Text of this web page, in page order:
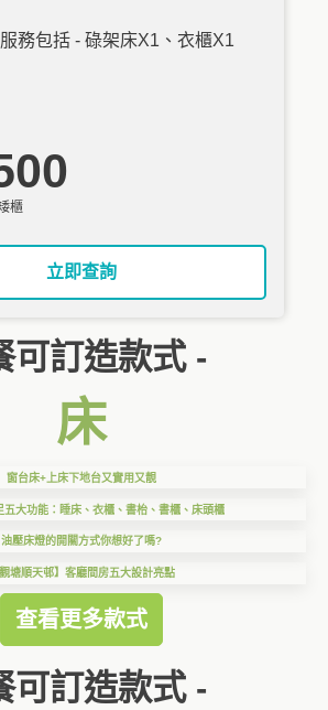
務包括 - 碌架床X1、衣櫃X1
櫃
立即查詢
可訂造款式 -
床
窗台床+上床下地台又實用又靚
五大功能：睡床、衣櫃、書枱、書櫃、床頭櫃
油壓床燈的開關方式你想好了嗎?
觀塘順天邨】客廳間房五大設計亮點
查看更多款式
可訂造款式 -